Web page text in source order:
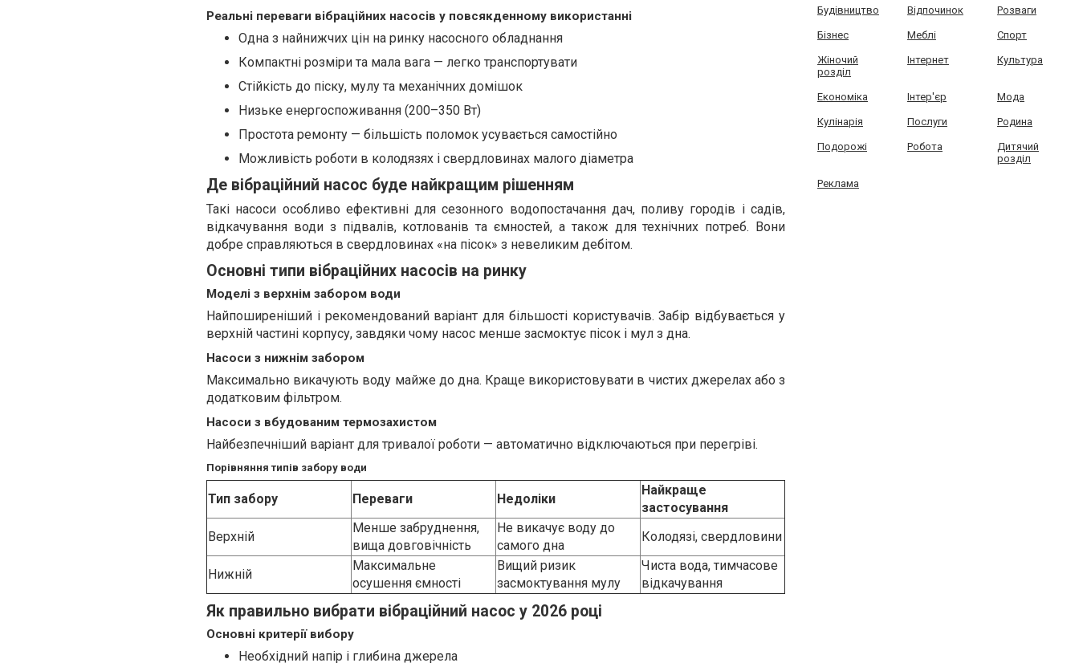
Реальні переваги вібраційних насосів у повсякденному використанні
Одна з найнижчих цін на ринку насосного обладнання
Компактні розміри та мала вага — легко транспортувати
Стійкість до піску, мулу та механічних домішок
Низьке енергоспоживання (200–350 Вт)
Простота ремонту — більшість поломок усувається самостійно
Можливість роботи в колодязях і свердловинах малого діаметра
Де вібраційний насос буде найкращим рішенням
Такі насоси особливо ефективні для сезонного водопостачання дач, поливу городів і садів,
відкачування води з підвалів, котлованів та ємностей, а також для технічних потреб. Вони
добре справляються в свердловинах «на пісок» з невеликим дебітом.
Основні типи вібраційних насосів на ринку
Моделі з верхнім забором води
Найпоширеніший і рекомендований варіант для більшості користувачів. Забір відбувається у
верхній частині корпусу, завдяки чому насос менше засмоктує пісок і мул з дна.
Насоси з нижнім забором
Максимально викачують воду майже до дна. Краще використовувати в чистих джерелах або з
додатковим фільтром.
Насоси з вбудованим термозахистом
Найбезпечніший варіант для тривалої роботи — автоматично відключаються при перегріві.
Порівняння типів забору води
Тип забору Переваги Недоліки
Найкраще
застосування
Верхній
Менше забруднення,
вища довговічність
Не викачує воду до
самого дна
Колодязі, свердловини
Нижній
Максимальне
осушення ємності
Вищий ризик
засмоктування мулу
Чиста вода, тимчасове
відкачування
Як правильно вибрати вібраційний насос у 2026 році
Основні критерії вибору
Необхідний напір і глибина джерела
Будівництво Відпочинок Розваги
Бізнес Меблі Спорт
Жіночий
розділ
Інтернет Культура
Економіка Інтер'єр Мода
Кулінарія Послуги Родина
Подорожі Робота
Дитячий
розділ
Реклама